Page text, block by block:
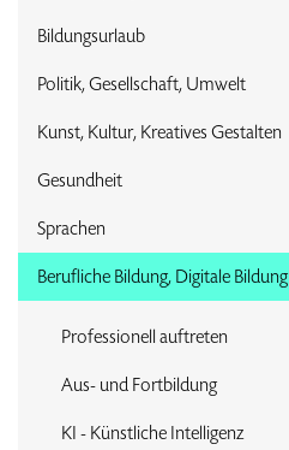
Bildungsurlaub
Politik, Gesellschaft, Umwelt
Kunst, Kultur, Kreatives Gestalten
Gesundheit
Sprachen
Berufliche Bildung, Digitale Bildung
Professionell auftreten
Aus- und Fortbildung
KI - Künstliche Intelligenz